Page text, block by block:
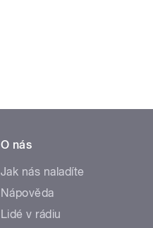
O nás
Jak nás naladíte
Nápověda
Lidé v rádiu